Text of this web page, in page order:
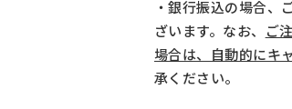
・銀行振込の場合、
ざいます。なお、
ご
場合は、自動的にキ
承ください。